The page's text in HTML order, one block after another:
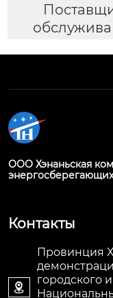
ООО Хэнаньская
Контакты

Провинция
городского